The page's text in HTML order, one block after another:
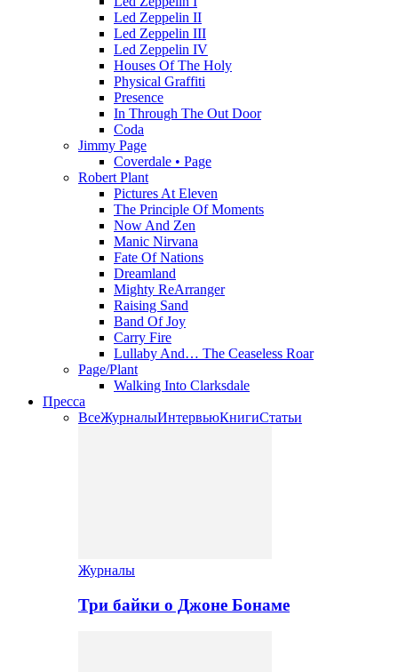
Led Zeppelin II
Led Zeppelin III
Led Zeppelin IV
Houses Of The Holy
Physical Graffiti
Presence
In Through The Out Door
Coda
Jimmy Page
Coverdale • Page
Robert Plant
Pictures At Eleven
The Principle Of Moments
Now And Zen
Manic Nirvana
Fate Of Nations
Dreamland
Mighty ReArranger
Raising Sand
Band Of Joy
Carry Fire
Lullaby And… The Ceaseless Roar
Page/Plant
Walking Into Clarksdale
Пресса
ВсеЖурналыИнтервьюКнигиСтатьи
Журналы
Три байки о Джоне Бонаме